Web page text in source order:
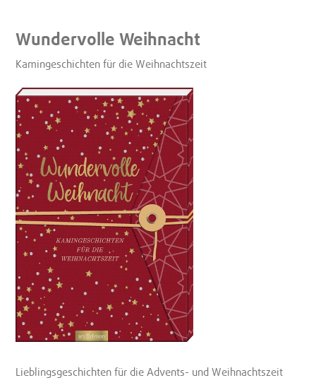
Wundervolle Weihnacht
Kamingeschichten für die Weihnachtszeit
Lieblingsgeschichten für die Advents- und Weihnachtszeit